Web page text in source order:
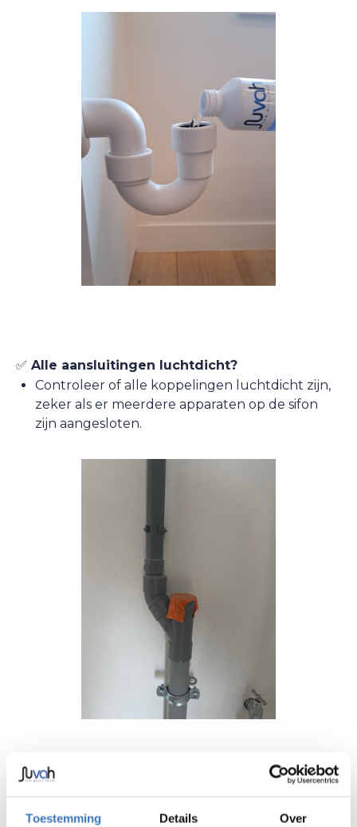
Toestemming Details Over
✅ Alle aansluitingen luchtdicht?
Controleer of alle koppelingen luchtdicht zijn,
zeker als er meerdere apparaten op de sifon
zijn aangesloten.
DAGEN